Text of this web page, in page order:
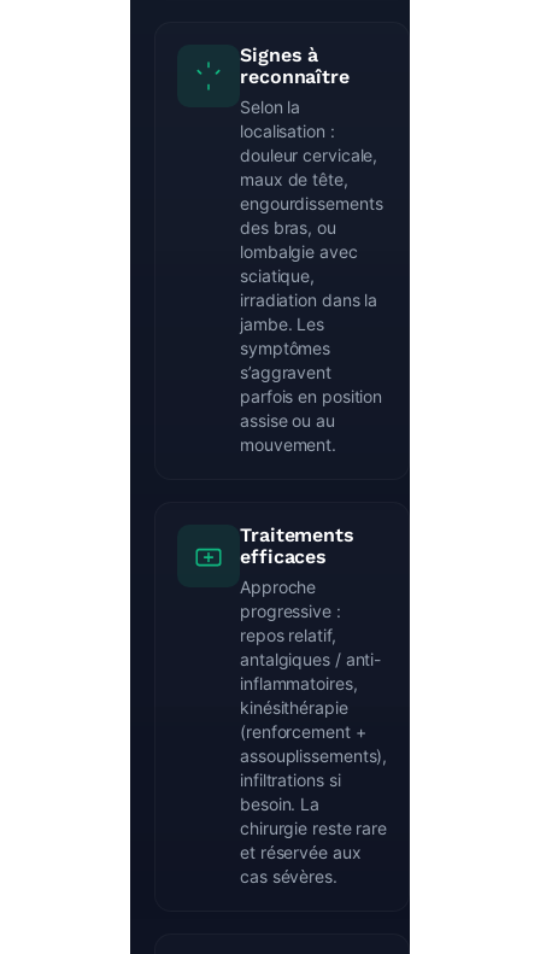
Signes à
reconnaître
Selon la
localisation :
douleur cervicale,
maux de tête,
engourdissements
des bras, ou
lombalgie avec
sciatique,
irradiation dans la
jambe. Les
symptômes
s’aggravent
parfois en position
assise ou au
mouvement.
Traitements
efficaces
Approche
progressive :
repos relatif,
antalgiques / anti-
inflammatoires,
kinésithérapie
(renforcement +
assouplissements),
infiltrations si
besoin. La
chirurgie reste rare
et réservée aux
cas sévères.